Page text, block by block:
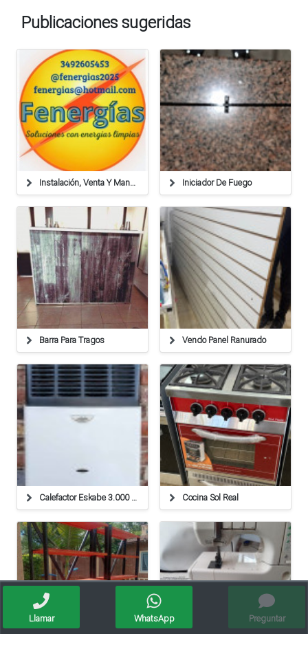
Publicaciones sugeridas
Instalación, Venta Y Mantenimiento De Sistemas Solares. Iniciador De Fuego
Barra Para Tragos Vendo Panel Ranurado
Calefactor Eskabe 3.000 Cal Tiro Forzado. Cocina Sol Real
Llamar WhatsApp Preguntar